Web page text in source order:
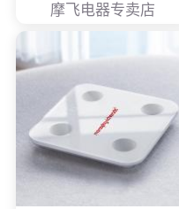
摩飞电器专卖店